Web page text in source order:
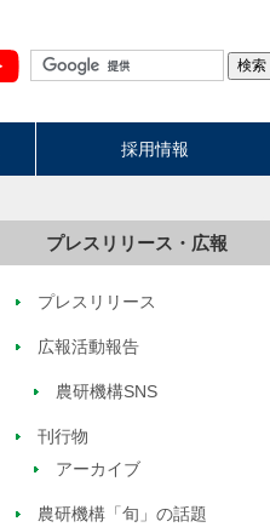
採用情報
プレスリリース・広報
プレスリリース
広報活動報告
農研機構SNS
刊行物
アーカイブ
農研機構「旬」の話題